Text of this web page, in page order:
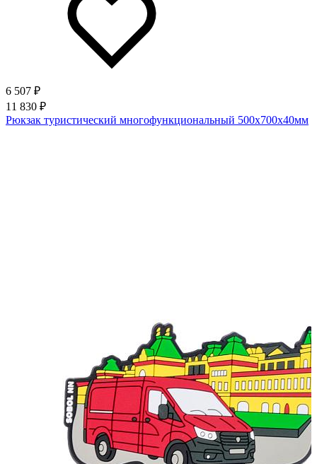
6 507 ₽
11 830 ₽
Рюкзак туристический многофункциональный 500х700х40мм